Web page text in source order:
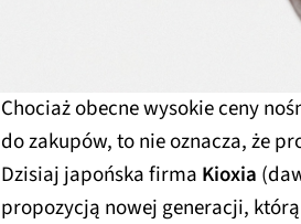
Chociaż obecne wysokie ceny
do zakupów, to nie oznacza, że
Dzisiaj japońska firma Kioxia
propozycją nowej generacji,